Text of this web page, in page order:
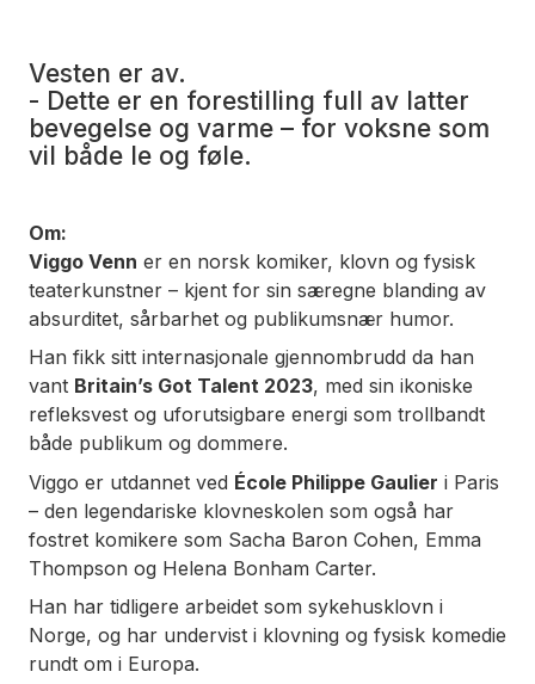
Vesten er av.
- Dette er en forestilling full av latter
bevegelse og varme – for voksne som
vil både le og føle.
Om:
Viggo Venn er en norsk komiker, klovn og fysisk
teaterkunstner – kjent for sin særegne blanding av
absurditet, sårbarhet og publikumsnær humor.
Han fikk sitt internasjonale gjennombrudd da han
vant Britain’s Got Talent 2023, med sin ikoniske
refleksvest og uforutsigbare energi som trollbandt
både publikum og dommere.
Viggo er utdannet ved École Philippe Gaulier i Paris
– den legendariske klovneskolen som også har
fostret komikere som Sacha Baron Cohen, Emma
Thompson og Helena Bonham Carter.
Han har tidligere arbeidet som sykehusklovn i
Norge, og har undervist i klovning og fysisk komedie
rundt om i Europa.